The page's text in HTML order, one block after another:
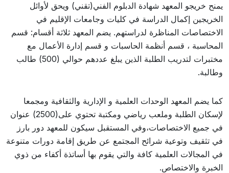
يمنح خريجو المعهد شهادة الدبلوم الفني(تقني) ويحق لأوائل
الخريجين إكمال الدراسة في كليات وجامعات الإقليم في
الاختصاصات المناظرة لدراستهم. يضم المعهد ثلاثة أقسام: قسم
المحاسبة ، قسم أنظمة الحاسبات و قسم إدارة الأعمال مع
مختبرات لتدريب الطلبة الذين يبلغ عددهم حوالي (500) طالب
وطالبة.
كما يضم المعهد الوحدات العلمية و الإدارية والثقافية ومجمعا
لإسكان الطلبة وملعب رياضي ومكتبة تحتوي على(2500) عنوان
في جميع الاختصاصات،وفي المستقبل سيكون للمعهد دور بارز
في تثقيف وتوعية شرائح المجتمع عن طريق إقامة دورات متنوعة
في المجالات العلمية كافة والتي يقوم بها أساتذة أكفاء من ذوي
الخبرة والاختصاص.